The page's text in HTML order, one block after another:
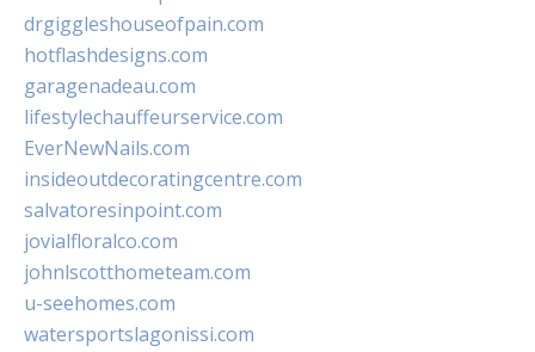
drgiggleshouseofpain.com
hotflashdesigns.com
garagenadeau.com
lifestylechauffeurservice.com
EverNewNails.com
insideoutdecoratingcentre.com
salvatoresinpoint.com
jovialfloralco.com
johnlscotthometeam.com
u-seehomes.com
watersportslagonissi.com